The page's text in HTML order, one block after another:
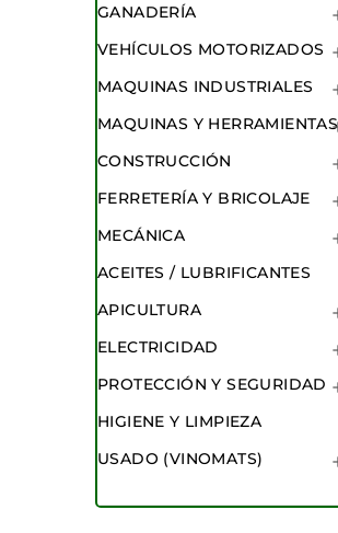
GANADERÍA
VEHÍCULOS MOTORIZADOS
MAQUINAS INDUSTRIALES
MAQUINAS Y HERRAMIENTAS
CONSTRUCCIÓN
FERRETERÍA Y BRICOLAJE
MECÁNICA
ACEITES / LUBRIFICANTES
APICULTURA
ELECTRICIDAD
PROTECCIÓN Y SEGURIDAD
HIGIENE Y LIMPIEZA
USADO (VINOMATS)